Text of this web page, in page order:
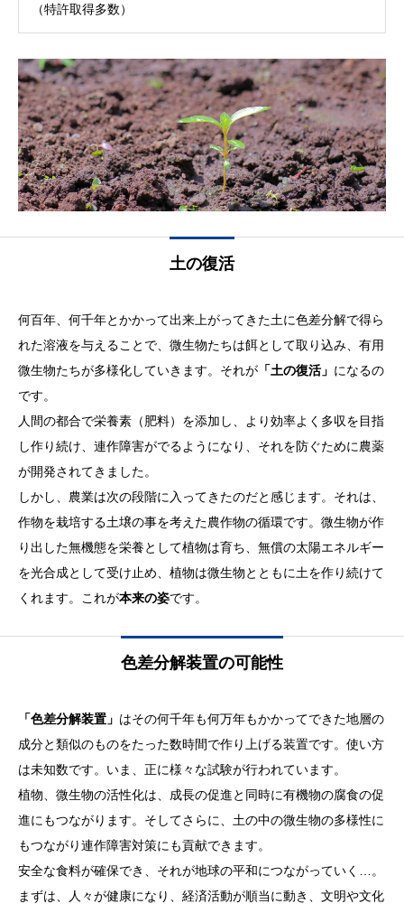
（特許取得多数）
土の復活
何百年、何千年とかかって出来上がってきた土に色差分解で得ら
れた溶液を与えることで、微生物たちは餌として取り込み、有用
微生物たちが多様化していきます。それが 「土の復活」 になるの
です。
人間の都合で栄養素（肥料）を添加し、より効率よく多収を目指
し作り続け、連作障害がでるようになり、それを防ぐために農薬
が開発されてきました。
しかし、農業は次の段階に入ってきたのだと感じます。それは、
作物を栽培する土壌の事を考えた農作物の循環です。微生物が作
り出した無機態を栄養として植物は育ち、無償の太陽エネルギー
を光合成として受け止め、植物は微生物とともに土を作り続けて
くれます。これが本来の姿です。
色差分解装置の可能性
「色差分解装置」 はその何千年も何万年もかかってできた地層の
成分と類似のものをたった数時間で作り上げる装置です。使い方
は未知数です。いま、正に様々な試験が行われています。
植物、微生物の活性化は、成長の促進と同時に有機物の腐食の促
進にもつながります。そしてさらに、土の中の微生物の多様性に
もつながり連作障害対策にも貢献できます。
安全な食料が確保でき、それが地球の平和につながっていく…。
まずは、人々が健康になり、経済活動が順当に動き、文明や文化